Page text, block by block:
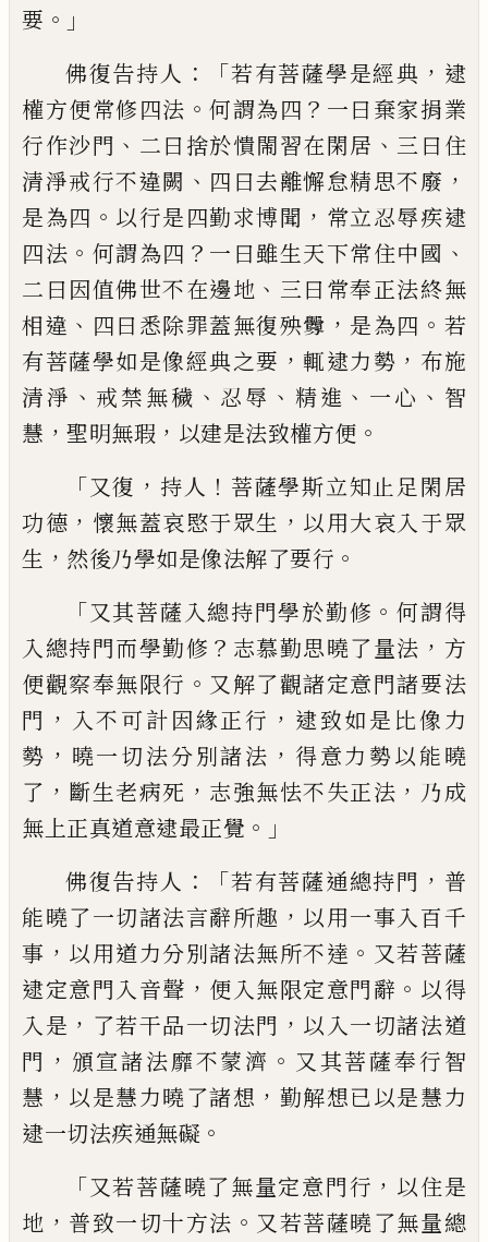
要 。」
佛復告持人 ：「若有菩薩學是經典 ， 逮
權方便常修四法 。何謂為四 ？ 一曰棄家捐業
行作沙門 、 二曰捨於憒閙習在閑居 、 三曰住
清淨戒行不違闕 、 四曰去離懈怠精思不廢 ，
是為四 。 以行是四勤求博聞 ， 常立忍辱疾逮
四法 。 何謂為四 ？ 一曰雖生天下常住中國 、
二曰因值佛世不在邊地 、 三曰常奉正法終無
相違 、 四曰悉除罪蓋無復殃釁 ， 是為四 。 若
有菩薩學如是像經典之要 ，輒逮力勢 ， 布施
清淨 、 戒禁無穢 、 忍辱 、 精進 、 一心 、 智
慧 ， 聖明無瑕 ， 以建是法致權方便 。
「又復 ， 持人 ！ 菩薩學斯立知止足閑居
功德 ， 懷無蓋哀愍于眾生 ， 以用大哀入于眾
生 ， 然後乃學如是像法解了要行 。
「又其菩薩入總持門學於勤修 。何謂得
入總持門而學勤修 ？ 志慕勤思曉了量法 ， 方
便觀察奉無限行 。 又解了觀諸定意門諸要法
門 ， 入不可計因緣正行 ， 逮致如是比像力
勢 ， 曉一切法分別諸法 ， 得意力勢以能曉
了 ， 斷生老病死 ， 志強無怯不失正法 ， 乃成
無上正真道意逮最正覺 。」
佛復告持人 ：「若有菩薩通總持門 ， 普
能曉了一切諸法言辭所趣 ， 以用一事入百千
事 ， 以用道力分別諸法無所不達 。 又若菩薩
逮定意門入音聲 ， 便入無限定意門辭 。 以得
入是 ， 了若干品一切法門 ， 以入一切諸法道
門 ， 頒宣諸法靡不蒙濟 。 又其菩薩奉行智
慧 ， 以是慧力曉了諸想 ， 勤解想已以是慧力
逮一切法疾通無礙 。
「又若菩薩曉了無量定意門行 ， 以住是
地 ， 普致一切十方法 。 又若菩薩曉了無量總